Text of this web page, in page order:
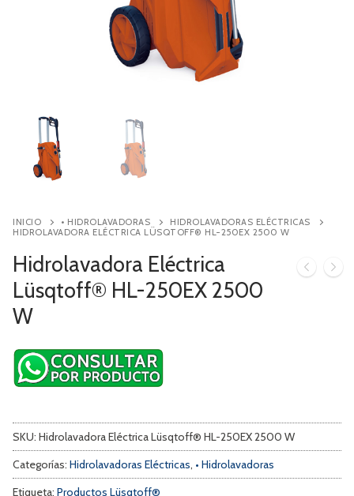
Contacto
INICIO • HIDROLAVADORAS
HIDROLAVADORAS ELÉCTRICAS
HIDROLAVADORA ELÉCTRICA LÜSQTOFF® HL-250EX 2500 W
Hidrolavadora Eléctrica
Lüsqtoff® HL-250EX 2500
W
SKU: Hidrolavadora Eléctrica Lüsqtoff® HL-250EX 2500 W
Categorías: Hidrolavadoras Eléctricas, • Hidrolavadoras
Etiqueta: Productos Lüsqtoff®